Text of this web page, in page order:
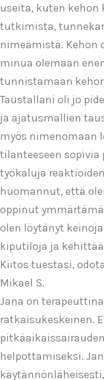
useita, kuten
tutkimista,
nimeämistä.
minua olemaan
tunnistamaan
Taustallani oli jo
ja ajatusmallien
myös nimenomaan
tilanteeseen
työkaluja
huomannut, että
oppinut
olen löytänyt
kiputiloja ja
Kiitos tuestasi,
Mikael S.
Jana on
ratkaisukeskeinen.
helpottamiseksi.